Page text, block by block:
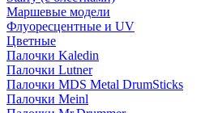
Маршевые модели
Флуоресцентные и UV
Цветные
Палочки Kaledin
Палочки Lutner
Палочки MDS Metal DrumSticks
Палочки Meinl